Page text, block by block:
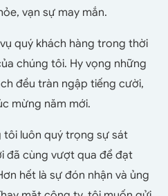
vạn sự may mắn.
quý khách hàng trong thời
chúng tôi. Hy vọng những
đều tràn ngập tiếng cười,
mừng năm mới.
tôi luôn quý trọng sự sát
đã cùng vượt qua để đạt
hết là sự đón nhận và ủng